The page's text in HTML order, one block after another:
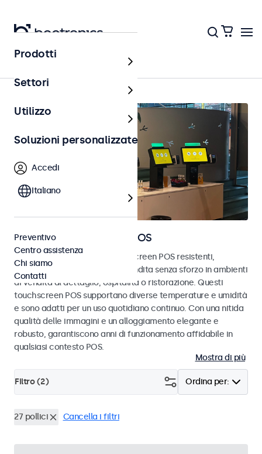
Punto vendita (POS)
Monitor e touchscreen POS
Scopri i nostri monitor e touchscreen POS resistenti,
progettati per transazioni di vendita senza sforzo in ambienti
di vendita al dettaglio, ospitalità o ristorazione. Questi
touchscreen POS supportano diverse temperature e umidità
e sono adatti per un uso quotidiano continuo. Con una nitida
qualità delle immagini e un alloggiamento elegante e
robusto, garantiscono anni di funzionamento affidabile in
qualsiasi contesto POS.
Mostra di più
Ordina per:
Filtro (2)
27 pollici Cancella i filtri
Prodotti
Settori
Utilizzo
Soluzioni personalizzate
Accedi
Italiano
Preventivo
Centro assistenza
Chi siamo
Contatti